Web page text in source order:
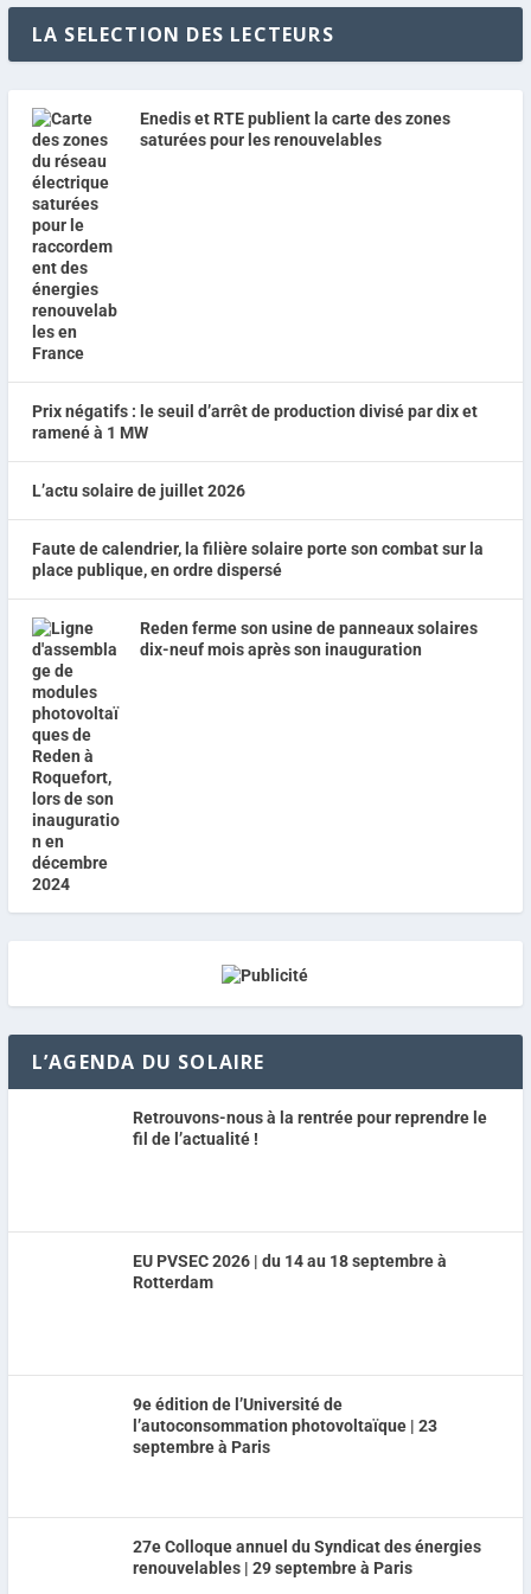
LA SELECTION DES LECTEURS
Enedis et RTE publient la carte des zones
saturées pour les renouvelables
Prix négatifs : le seuil d’arrêt de production divisé par dix et
ramené à 1 MW
L’actu solaire de juillet 2026
Faute de calendrier, la filière solaire porte son combat sur la
place publique, en ordre dispersé
Reden ferme son usine de panneaux solaires
dix-neuf mois après son inauguration
L’AGENDA DU SOLAIRE
Retrouvons-nous à la rentrée pour reprendre le
fil de l’actualité !
EU PVSEC 2026 | du 14 au 18 septembre à
Rotterdam
9e édition de l’Université de
l’autoconsommation photovoltaïque | 23
septembre à Paris
27e Colloque annuel du Syndicat des énergies
renouvelables | 29 septembre à Paris